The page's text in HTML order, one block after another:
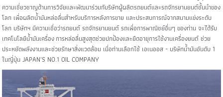
ความเชี่ยวชาญด้านการวิจัยและพัฒนาร่วมกับริษัทผู้ผลิตรถยนต์และรถจักรยานยนต์ชั้นนำของ
โลก เพื่อผลิตน้ำมันหล่อลื่นสำหรับบริการหลังการขาย และประสบการณ์จากสนามแข่งระดับ
โลก บริษัทฯ มีความเชื่อว่ารถยนต์ รถจักรยานยนต์ รถเพื่อการพาณิชย์อื่นๆ ของท่าน จะได้รับ
เทคโนโลยีน้ำมันเครื่องการหล่อลื่นสูงสุดช่วยปกป้องและยืดอายุการใช้งานเครื่องยนต์ ช่วย
ประหยัดพลังงานและช่วยรักษาสิ่งแวดล้อม เมื่อท่านเลือกใช้ เอเนออส - บริษัทน้ำมันอันดับ 1
ในญี่ปุ่น JAPAN'S NO.1 OIL COMPANY